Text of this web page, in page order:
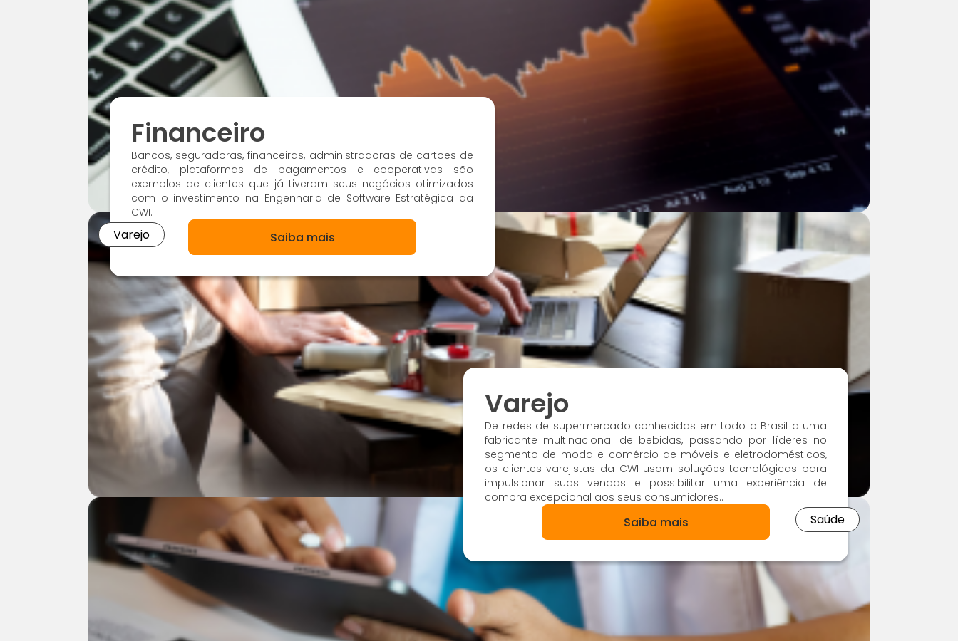
Financeiro
Bancos, seguradoras, financeiras, administradoras de cartões de
crédito, plataformas de pagamentos e cooperativas são
exemplos de clientes que já tiveram seus negócios otimizados
com o investimento na Engenharia de Software Estratégica da
CWI.
Saiba mais
Varejo
Varejo
De redes de supermercado conhecidas em todo o Brasil a uma
fabricante multinacional de bebidas, passando por líderes no
segmento de moda e comércio de móveis e eletrodomésticos,
os clientes varejistas da CWI usam soluções tecnológicas para
impulsionar suas vendas e possibilitar uma experiência de
compra excepcional aos seus consumidores..
Saiba mais Saúde